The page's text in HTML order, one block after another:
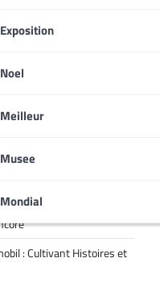
Exposition
Noel
Meilleur
Musee
Mondial
vidéo
la magie de Noël à
Technologique : Un
sur le RPA, l’IA, l’API, le
: Cultivant Histoires et